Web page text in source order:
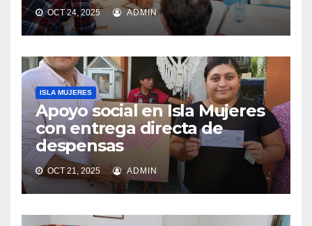
OCT 24, 2025 ADMIN
ISLA MUJERES
Apoyo social en Isla Mujeres
con entrega directa de
despensas
OCT 21, 2025 ADMIN